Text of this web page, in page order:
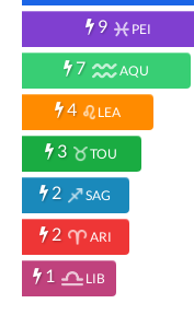
9 PEI
7 AQU
4 LEA
3 TOU
2 SAG
2 ARI
1 LIB